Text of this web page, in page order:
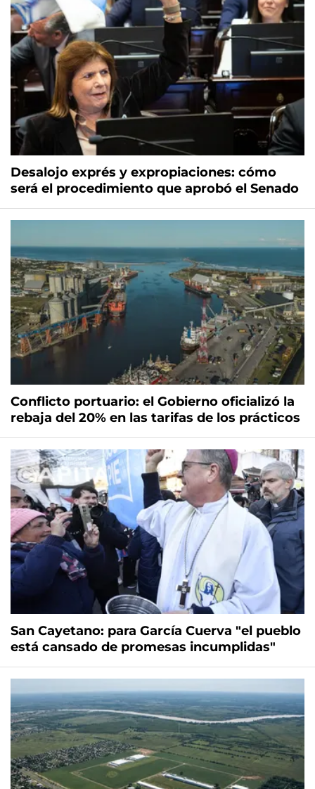
Desalojo exprés y expropiaciones: cómo
será el procedimiento que aprobó el Senado
Conflicto portuario: el Gobierno oficializó la
rebaja del 20% en las tarifas de los prácticos
San Cayetano: para García Cuerva "el pueblo
está cansado de promesas incumplidas"